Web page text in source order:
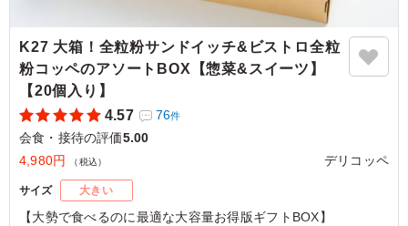
K27 大箱！全粒粉サンドイッチ&ビストロ全粒
粉コッペのアソートBOX【惣菜&スイーツ】
【20個入り】
4.57
76件
会食・接待の評価5.00
4,980円
（税込） デリコッペ
サイズ 大きい
【大勢で食べるのに最適な大容量お得版ギフトBOX】